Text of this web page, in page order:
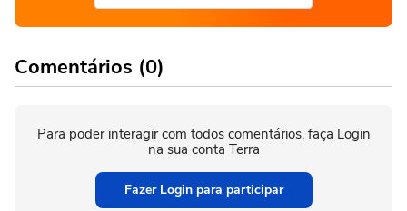
Comentários (0)
Para poder interagir com todos comentários, faça Login
na sua conta Terra
Fazer Login para participar